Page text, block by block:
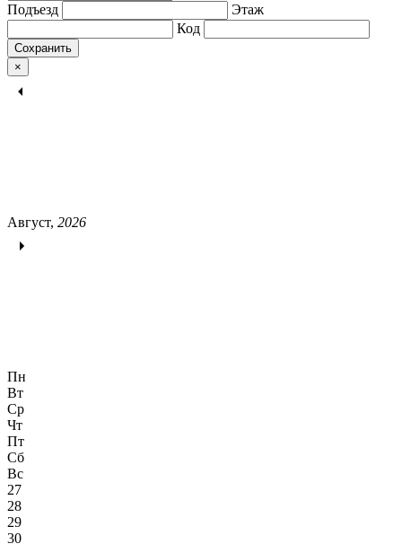
Подъезд
Этаж
Код
Сохранить
×
Август, 2026
Пн
Вт
Ср
Чт
Пт
Сб
Вс
27
28
29
30